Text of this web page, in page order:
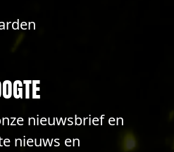
nieuwsbrief en
nieuws en